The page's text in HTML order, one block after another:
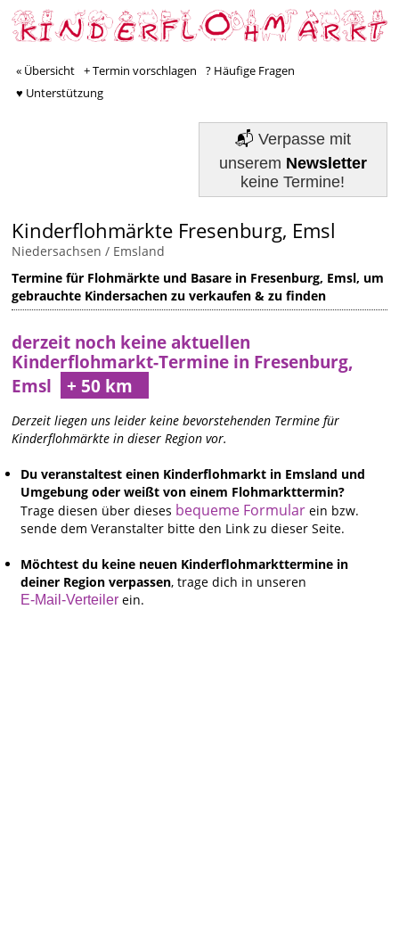
« Übersicht + Termin vorschlagen
? Häufige Fragen
♥ Unterstützung
📬 Verpasse mit
unserem Newsletter
keine Termine!
Kinderflohmärkte Fresenburg, Emsl
Niedersachsen / Emsland
Termine für Flohmärkte und Basare in Fresenburg, Emsl, um
gebrauchte Kindersachen zu verkaufen & zu finden
derzeit noch keine aktuellen
Kinderflohmarkt-Termine in Fresenburg,
Emsl
Derzeit liegen uns leider keine bevorstehenden Termine für
Kinderflohmärkte in dieser Region vor.
Du veranstaltest einen Kinderflohmarkt in Emsland und
Umgebung oder weißt von einem Flohmarkttermin?
Trage diesen über dieses bequeme Formular ein bzw.
sende dem Veranstalter bitte den Link zu dieser Seite.
Möchtest du keine neuen Kinderflohmarkttermine in
deiner Region verpassen, trage dich in unseren
E-Mail-Verteiler ein.